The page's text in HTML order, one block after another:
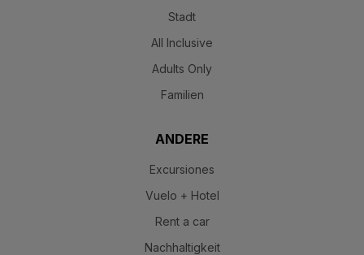
Stadt
All Inclusive
Adults Only
Familien
ANDERE
Excursiones
Vuelo + Hotel
Rent a car
Nachhaltigkeit